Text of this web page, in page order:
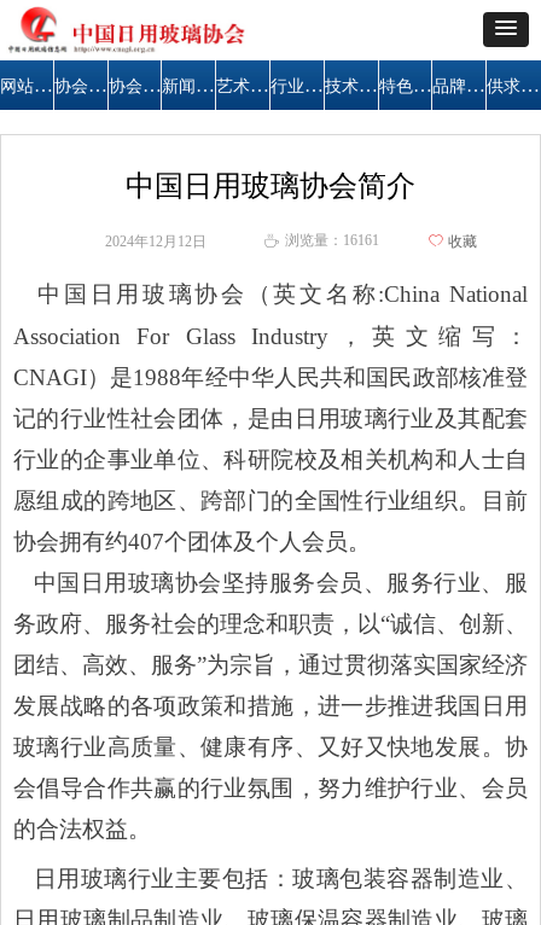
网站首页 协会简介 协会公告 新闻中心 艺术天地 行业管理 技术交流 特色区域 品牌建设 供求信息
中国日用玻璃协会简介
中国日用玻璃协会（英文名称:China National
Association For Glass Industry，英文缩写：
CNAGI）是1988年经中华人民共和国民政部核准登
记的行业性社会团体 ，是由日用玻璃行业及其配套
行业的企事业单位、科研院校及相关机构和人士自
愿组成的跨地区、跨部门的全国性行业组织。目前
协会拥有约407个团体及个人会员。
中国日用玻璃协会坚持服务会员、服务行业、服
务政府、服务社会的理念和职责， 以“诚信、创新、
团结、高效、服务”为宗旨，通过贯彻落实国家经济
发展战略的各项政策和措施，进一步推进我国日用
玻璃行业高质量、健康有序、又好又快地发展。协
会倡导合作共赢的行业氛围， 努力维护行业、会员
的合法权益。
日用玻璃行业主要包括：玻璃包装容器制造业、
日用玻璃制品制造业、玻璃保温容器制造业、玻璃
2024年12月12日 ꄘ 浏览量： 16161 ꄀ 收藏